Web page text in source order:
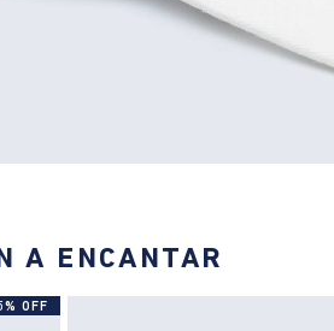
A ENCANTAR
OFF